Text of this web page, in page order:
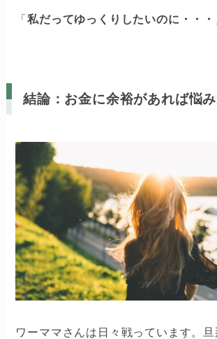
「私だってゆっくりしたいのに・・・
結論：お金に余裕があれば悩
ワーママさんは日々戦っています。